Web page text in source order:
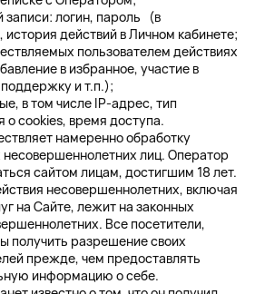
записи: логин, пароль (в
действий в Личном кабинете;
пользователем действиях
в избранное, участие в
и т.п.);
в том числе IP-адрес, тип
cookies, время доступа.
намеренно обработку
лиц. Оператор
сайтом лицам, достигшим 18 лет.
несовершеннолетних, включая
на Сайте, лежит на законных
Все посетители,
получить разрешение своих
прежде, чем предоставлять
информацию о себе.